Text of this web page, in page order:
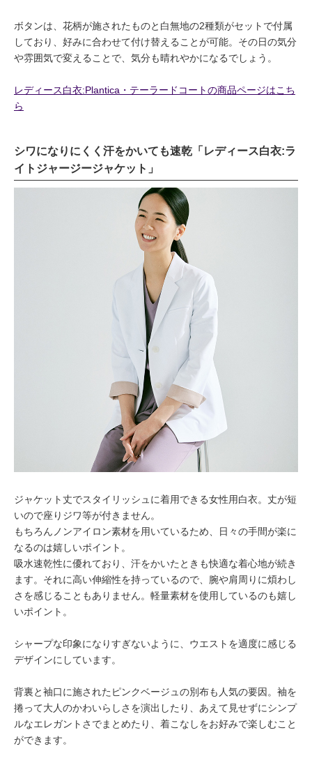
ボタンは、花柄が施されたものと白無地の2種類がセットで付属
しており、好みに合わせて付け替えることが可能。その日の気分
や雰囲気で変えることで、気分も晴れやかになるでしょう。
レディース白衣:Plantica・テーラードコートの商品ページはこち
ら
シワになりにくく汗をかいても速乾「レディース白衣:ラ
イトジャージージャケット」
ジャケット丈でスタイリッシュに着用できる女性用白衣。丈が短
いので座りジワ等が付きません。
もちろんノンアイロン素材を用いているため、日々の手間が楽に
なるのは嬉しいポイント。
吸水速乾性に優れており、汗をかいたときも快適な着心地が続き
ます。それに高い伸縮性を持っているので、腕や肩周りに煩わし
さを感じることもありません。軽量素材を使用しているのも嬉し
いポイント。
シャープな印象になりすぎないように、ウエストを適度に感じる
デザインにしています。
背裏と袖口に施されたピンクベージュの別布も人気の要因。袖を
捲って大人のかわいらしさを演出したり、あえて見せずにシンプ
ルなエレガントさでまとめたり、着こなしをお好みで楽しむこと
ができます。